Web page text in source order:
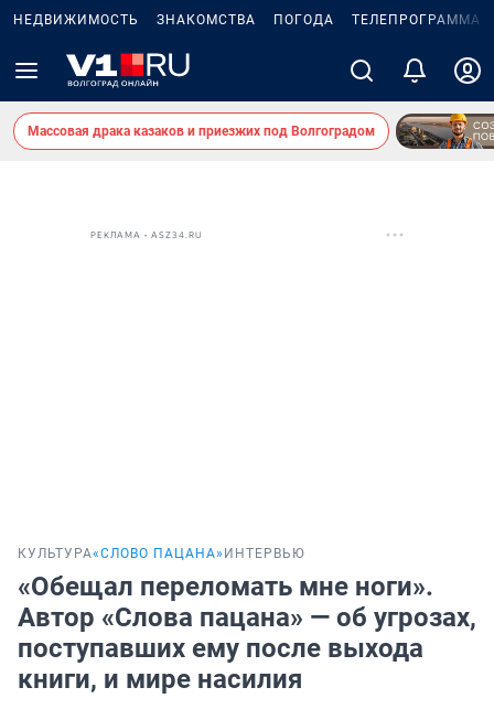
НЕДВИЖИМОСТЬ ЗНАКОМСТВА ПОГОДА ТЕЛЕПРОГРАММА
Массовая драка казаков и приезжих под Волгоградом
РЕКЛАМА • ASZ34.RU
КУЛЬТУРА«СЛОВО ПАЦАНА» ИНТЕРВЬЮ
«Обещал переломать мне ноги».
Автор «Слова пацана» — об угрозах,
поступавших ему после выхода
книги, и мире насилия